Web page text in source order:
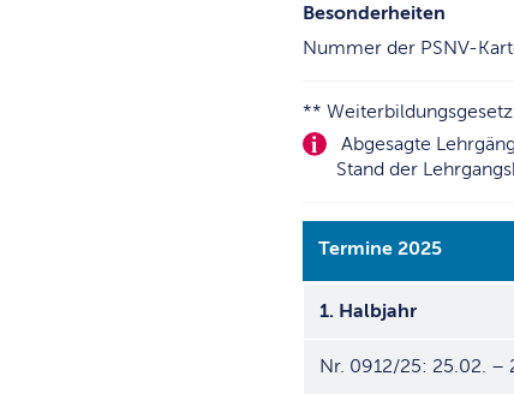
Besonderheiten
Nummer der PSNV-
**
Abgesagte
Stand der
Termine 2025
1. Halbjahr
Nr. 0912/25: 25.02. –